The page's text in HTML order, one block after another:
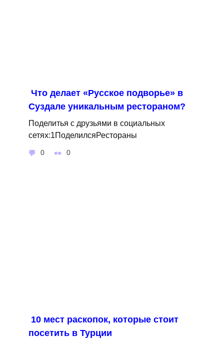
Что делает «Русское подворье» в
Суздале уникальным рестораном?
Поделитья с друзьями в социальных
сетях:1ПоделилсяРестораны
0 0
10 мест раскопок, которые стоит
посетить в Турции